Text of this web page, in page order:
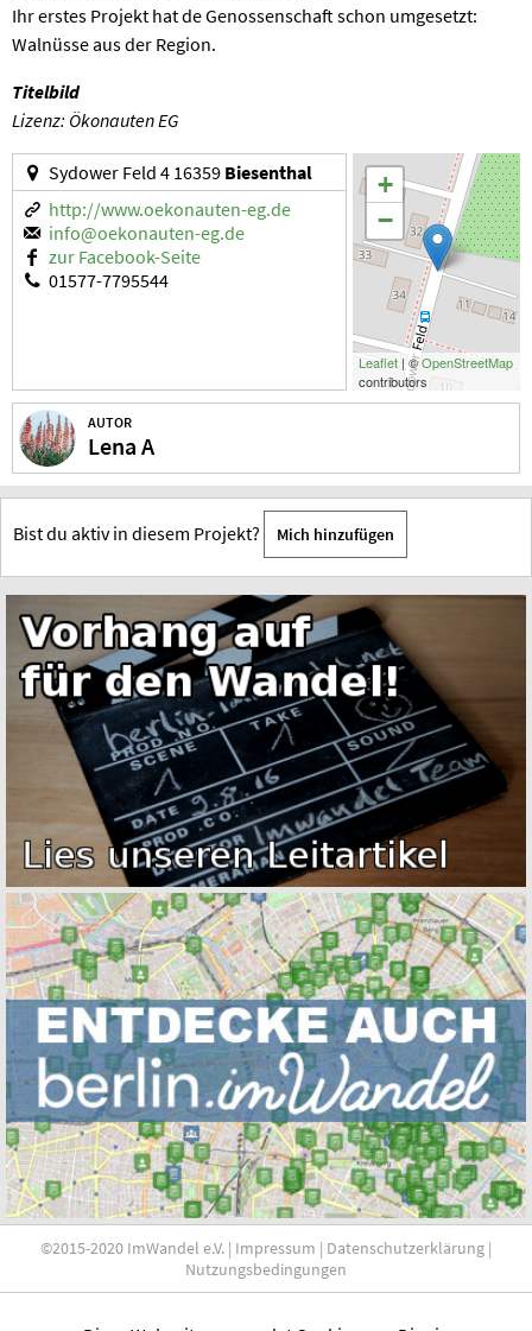
Ihr erstes Projekt hat de Genossenschaft schon umgesetzt:
Walnüsse aus der Region.
Titelbild
Lizenz: Ökonauten EG
+
−
Leaflet| ©OpenStreetMap
contributors
Sydower Feld 4 16359 Biesenthal
http://www.oekonauten-eg.de
info@oekonauten-eg.de
zur Facebook-Seite
01577-7795544
AUTOR
Lena A
Bist du aktiv in diesem Projekt? Mich hinzufügen
©2015-2020 ImWandel e.V. | Impressum | Datenschutzerklärung |
Nutzungsbedingungen